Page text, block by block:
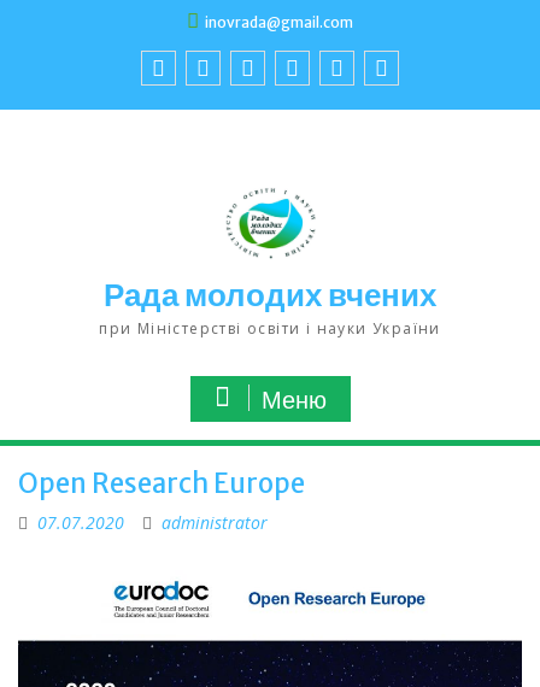
inovrada@gmail.com
Рада молодих вчених
при Міністерстві освіти і науки України
Меню
Open Research Europe
07.07.2020 administrator